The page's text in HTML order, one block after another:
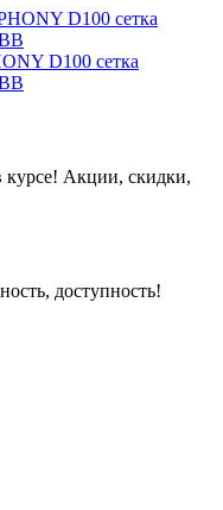
D100 сетка
курсе! Акции, скидки,
доступность!